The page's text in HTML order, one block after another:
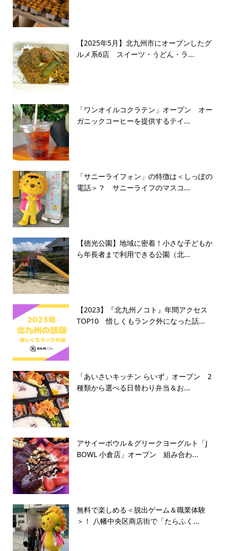
【2025年5月】北九州市にオープンしたグ
ルメ系6店 スイーツ・うどん・ラ...
「ワンオイルコクラテン」オープン オー
ガニックコーヒーを提供するテイ...
「サニーライフォン」の特徴は＜しっぽの
電話＞？ サニーライフのマスコ...
【徳光公園】地域に密着！小さな子どもか
ら年長者まで利用できる公園（北...
【2023】『北九州ノコト』年間アクセス
TOP10 惜しくもランク外になった話...
「あいさいキッチン らいず」オープン 2
種類から選べる日替わり弁当＆お...
アサイーボウル＆グリークヨーグルト「J
BOWL 小倉店」オープン 組み合わ...
無料で楽しめる＜脱出ゲーム＆職業体験
＞！ 八幡中央区商店街で「たらふく...